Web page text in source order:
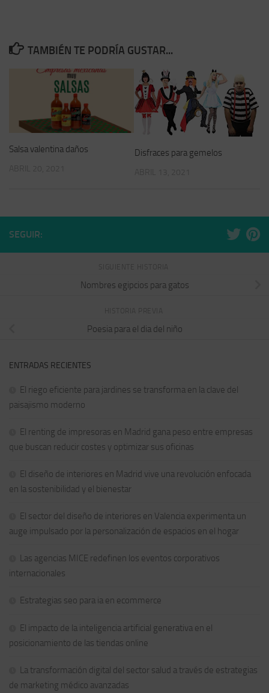
TAMBIÉN TE PODRÍA GUSTAR...
Salsa valentina daños Disfraces para gemelos
SEGUIR:
Nombres egipcios para gatos
Poesia para el dia del niño
ENTRADAS RECIENTES
El riego eficiente para jardines se transforma en la clave del
paisajismo moderno
El renting de impresoras en Madrid gana peso entre empresas
que buscan reducir costes y optimizar sus oficinas
El diseño de interiores en Madrid vive una revolución enfocada
en la sostenibilidad y el bienestar
El sector del diseño de interiores en Valencia experimenta un
auge impulsado por la personalización de espacios en el hogar
Las agencias MICE redefinen los eventos corporativos
internacionales
Estrategias seo para ia en ecommerce
El impacto de la inteligencia artificial generativa en el
posicionamiento de las tiendas online
La transformación digital del sector salud a través de estrategias
de marketing médico avanzadas